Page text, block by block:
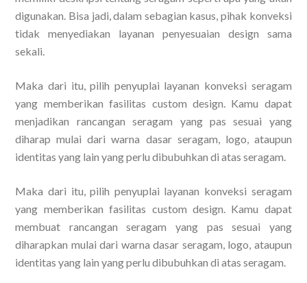
digunakan. Bisa jadi, dalam sebagian kasus, pihak konveksi
tidak menyediakan layanan penyesuaian design sama
sekali.
Maka dari itu, pilih penyuplai layanan konveksi seragam
yang memberikan fasilitas custom design. Kamu dapat
menjadikan rancangan seragam yang pas sesuai yang
diharap mulai dari warna dasar seragam, logo, ataupun
identitas yang lain yang perlu dibubuhkan di atas seragam.
Maka dari itu, pilih penyuplai layanan konveksi seragam
yang memberikan fasilitas custom design. Kamu dapat
membuat rancangan seragam yang pas sesuai yang
diharapkan mulai dari warna dasar seragam, logo, ataupun
identitas yang lain yang perlu dibubuhkan di atas seragam.